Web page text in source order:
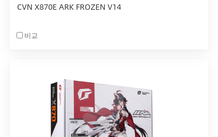
CVN X870E ARK FROZEN V14
비교